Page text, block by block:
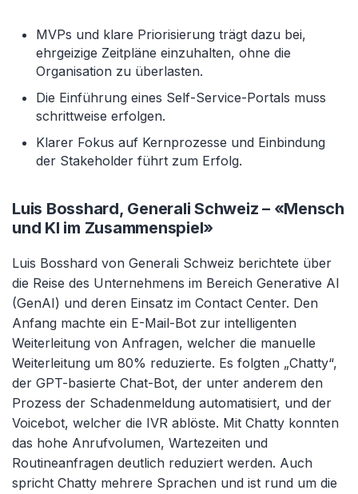
MVPs und klare Priorisierung trägt dazu bei,
ehrgeizige Zeitpläne einzuhalten, ohne die
Organisation zu überlasten.
Die Einführung eines Self-Service-Portals muss
schrittweise erfolgen.
Klarer Fokus auf Kernprozesse und Einbindung
der Stakeholder führt zum Erfolg.
Luis Bosshard, Generali Schweiz – «Mensch
und KI im Zusammenspiel»
Luis Bosshard von Generali Schweiz berichtete über
die Reise des Unternehmens im Bereich Generative AI
(GenAI) und deren Einsatz im Contact Center. Den
Anfang machte ein E-Mail-Bot zur intelligenten
Weiterleitung von Anfragen, welcher die manuelle
Weiterleitung um 80% reduzierte. Es folgten „Chatty“,
der GPT-basierte Chat-Bot, der unter anderem den
Prozess der Schadenmeldung automatisiert, und der
Voicebot, welcher die IVR ablöste. Mit Chatty konnten
das hohe Anrufvolumen, Wartezeiten und
Routineanfragen deutlich reduziert werden. Auch
spricht Chatty mehrere Sprachen und ist rund um die